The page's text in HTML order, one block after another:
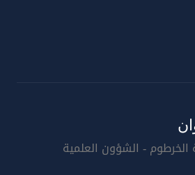
الخرطوم - الشؤون العلمية